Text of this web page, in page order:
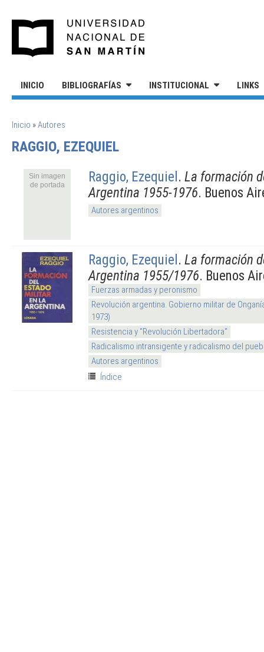
INICIO BIBLIOGRAFÍAS INSTITUCIONAL LINKS
SE ENCUENTRA USTED AQUÍ
Inicio »Autores
RAGGIO, EZEQUIEL
Sin imagen
de portada
Raggio, Ezequiel. La formación
Argentina 1955-1976. Buenos
Autores argentinos
Raggio, Ezequiel. La formación
Argentina 1955/1976. Buenos
Fuerzas armadas y peronismo
Revolución argentina. Gobierno militar de
1973)
Resistencia y "Revolución Libertadora"
Radicalismo intransigente y radicalismo del
Autores argentinos
Índice